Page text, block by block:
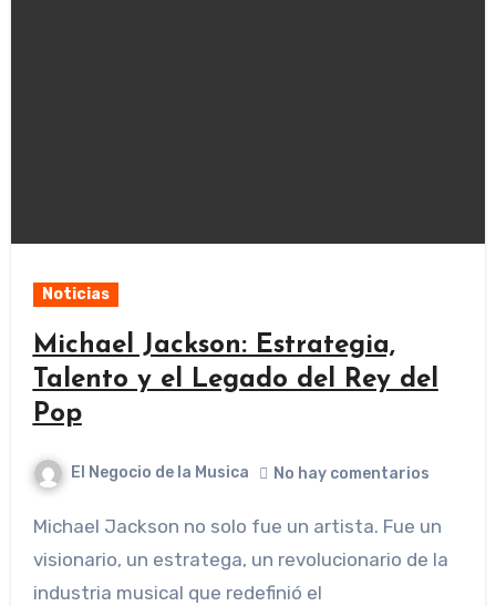
Noticias
Michael Jackson: Estrategia,
Talento y el Legado del Rey del
Pop
El Negocio de la Musica No hay comentarios
Michael Jackson no solo fue un artista. Fue un
visionario, un estratega, un revolucionario de la
industria musical que redefinió el